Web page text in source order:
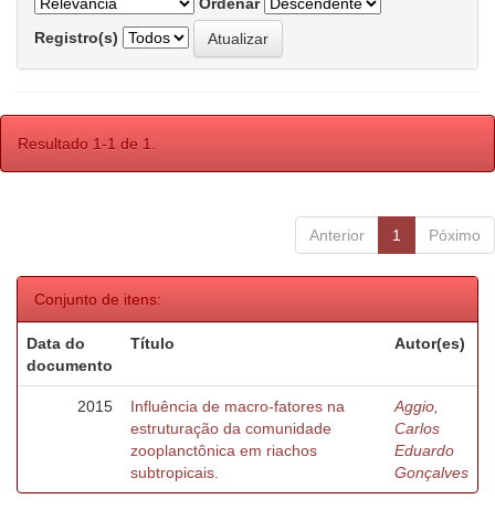
Registro(s)
Resultado 1-1 de 1.
Anterior 1 Póximo
Conjunto de itens:
Data do
documento
Título Autor(es)
2015
Influência de macro-fatores na
estruturação da comunidade
zooplanctônica em riachos
subtropicais.
Aggio,
Carlos
Eduardo
Gonçalves